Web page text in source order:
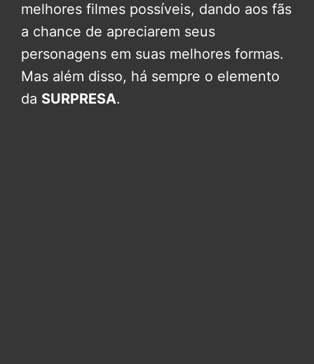
melhores filmes possíveis, dando aos fãs
a chance de apreciarem seus
personagens em suas melhores formas.
Mas além disso, há sempre o elemento
da SURPRESA.